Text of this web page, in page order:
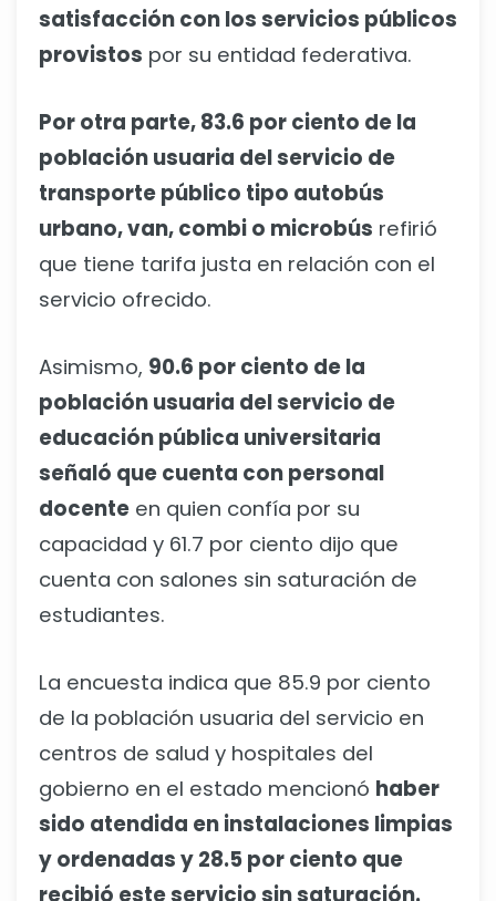
satisfacción con los servicios públicos
provistos por su entidad federativa.
Por otra parte, 83.6 por ciento de la
población usuaria del servicio de
transporte público tipo autobús
urbano, van, combi o microbús refirió
que tiene tarifa justa en relación con el
servicio ofrecido.
Asimismo, 90.6 por ciento de la
población usuaria del servicio de
educación pública universitaria
señaló que cuenta con personal
docente en quien confía por su
capacidad y 61.7 por ciento dijo que
cuenta con salones sin saturación de
estudiantes.
La encuesta indica que 85.9 por ciento
de la población usuaria del servicio en
centros de salud y hospitales del
gobierno en el estado mencionó haber
sido atendida en instalaciones limpias
y ordenadas y 28.5 por ciento que
recibió este servicio sin saturación.